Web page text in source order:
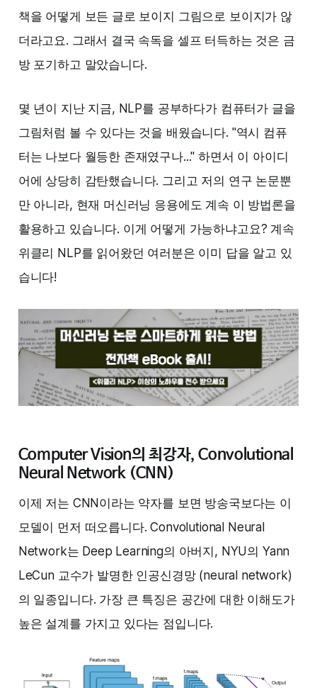
책을 어떻게 보든 글로 보이지 그림으로 보이지가 않
더라고요. 그래서 결국 속독을 셀프 터득하는 것은 금
방 포기하고 말았습니다.
몇 년이 지난 지금, NLP를 공부하다가 컴퓨터가 글을
그림처럼 볼 수 있다는 것을 배웠습니다. "역시 컴퓨
터는 나보다 월등한 존재였구나..." 하면서 이 아이디
어에 상당히 감탄했습니다. 그리고 저의 연구 논문뿐
만 아니라, 현재 머신러닝 응용에도 계속 이 방법론을
활용하고 있습니다. 이게 어떻게 가능하냐고요? 계속
위클리 NLP를 읽어왔던 여러분은 이미 답을 알고 있
습니다!
Computer Vision의 최강자, Convolutional
Neural Network (CNN)
이제 저는 CNN이라는 약자를 보면 방송국보다는 이
모델이 먼저 떠오릅니다. Convolutional Neural
Network는 Deep Learning의 아버지, NYU의 Yann
LeCun 교수가 발명한 인공신경망 (neural network)
의 일종입니다. 가장 큰 특징은 공간에 대한 이해도가
높은 설계를 가지고 있다는 점입니다.